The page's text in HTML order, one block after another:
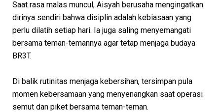
Saat rasa malas muncul, Aisyah berusaha mengingatkan
dirinya sendiri bahwa disiplin adalah kebiasaan yang
perlu dilatih setiap hari. Ia juga saling menyemangati
bersama teman-temannya agar tetap menjaga budaya
BR3T.
Di balik rutinitas menjaga kebersihan, tersimpan pula
momen kebersamaan yang menyenangkan saat operasi
semut dan piket bersama teman-teman.